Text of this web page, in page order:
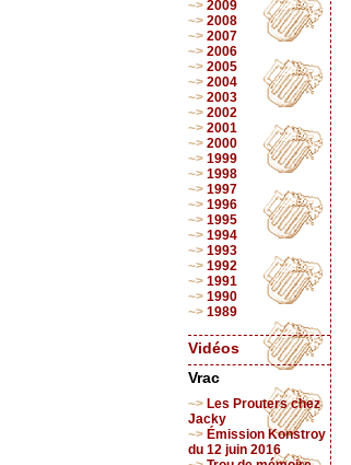
2009
2008
2007
2006
2005
2004
2003
2002
2001
2000
1999
1998
1997
1996
1995
1994
1993
1992
1991
1990
1989
Vidéos
Vrac
Les Prouters chez
Jacky
Émission Konstroy
du 12 juin 2016